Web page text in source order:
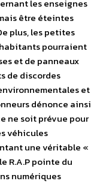
les enseignes
être éteintes
plus, les petites
pourraient
et de panneaux
de discordes
et
dénonce ainsi
ne soit prévue pour
véhicules
une véritable «
R.A.P pointe du
numériques